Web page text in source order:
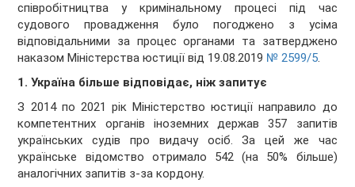
співробітництва у кримінальному процесі під час
судового провадження було погоджено з усіма
відповідальними за процес органами та затверджено
наказом Міністерства юстиції від 19.08.2019 № 2599/5.
1. Україна більше відповідає, ніж запитує
З 2014 по 2021 рік Міністерство юстиції направило до
компетентних органів іноземних держав 357 запитів
українських судів про видачу осіб. За цей же час
українське відомство отримало 542 (на 50% більше)
аналогічних запитів з-за кордону.